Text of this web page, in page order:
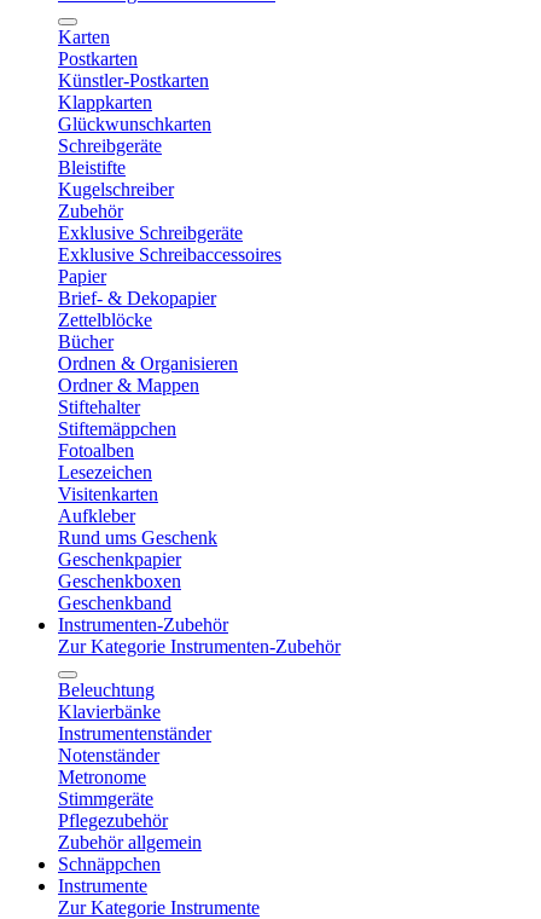
Karten
Postkarten
Künstler-Postkarten
Klappkarten
Glückwunschkarten
Schreibgeräte
Bleistifte
Kugelschreiber
Zubehör
Exklusive Schreibgeräte
Exklusive Schreibaccessoires
Papier
Brief- & Dekopapier
Zettelblöcke
Bücher
Ordnen & Organisieren
Ordner & Mappen
Stiftehalter
Stiftemäppchen
Fotoalben
Lesezeichen
Visitenkarten
Aufkleber
Rund ums Geschenk
Geschenkpapier
Geschenkboxen
Geschenkband
Instrumenten-Zubehör
Zur Kategorie Instrumenten-Zubehör
Beleuchtung
Klavierbänke
Instrumentenständer
Notenständer
Metronome
Stimmgeräte
Pflegezubehör
Zubehör allgemein
Schnäppchen
Instrumente
Zur Kategorie Instrumente